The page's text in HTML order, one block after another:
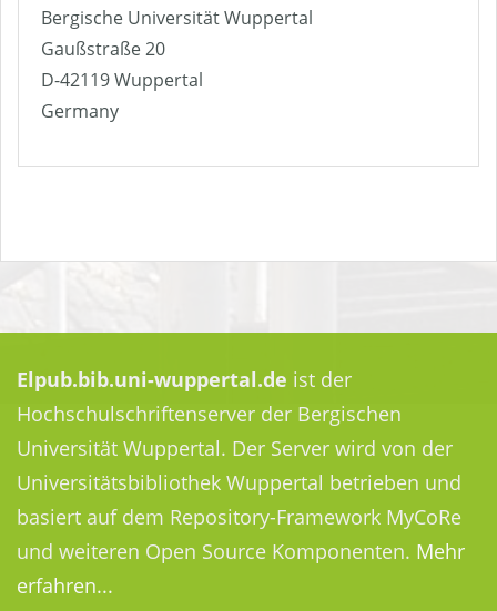
Bergische Universität Wuppertal
Gaußstraße 20
D-42119 Wuppertal
Germany
Elpub.bib.uni-wuppertal.de ist der
Hochschulschriftenserver der Bergischen
Universität Wuppertal. Der Server wird von der
Universitätsbibliothek Wuppertal betrieben und
basiert auf dem Repository-Framework MyCoRe
und weiteren Open Source Komponenten. Mehr
erfahren...